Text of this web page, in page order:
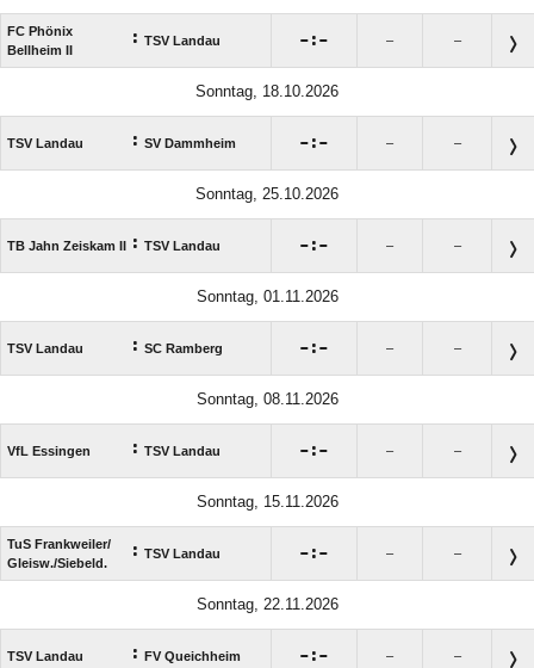
FC Phönix
Bellheim II
: TSV Landau : – –
Sonntag, 18.10.2026
TSV Landau : SV Dammheim : – –
Sonntag, 25.10.2026
TB Jahn Zeiskam II : TSV Landau : – –
Sonntag, 01.11.2026
TSV Landau : SC Ramberg : – –
Sonntag, 08.11.2026
VfL Essingen : TSV Landau : – –
Sonntag, 15.11.2026
TuS Frankweiler/​
Gleisw./​Siebeld.
: TSV Landau : – –
Sonntag, 22.11.2026
TSV Landau : FV Queichheim : – –